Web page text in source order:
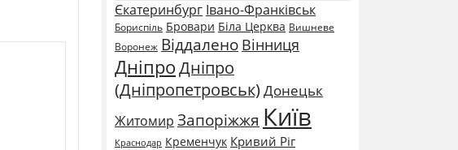
Єкатеринбург Івано-Франківськ
Бориспіль Бровари Біла Церква Вишневе
Воронеж Віддалено Вінниця
ДніпроДніпро
(Дніпропетровськ) Донецьк
Житомир Запоріжжя Київ
Краснодар Кременчук Кривий Ріг